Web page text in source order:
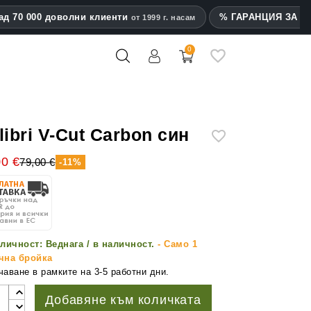
70 000 доволни клиенти от 1999 г. насам % ГАРАНЦИЯ ЗА
0
V-Cut Carbon син
€79,00 € -11%
Веднага / в наличност. - Само 1
бройка
в рамките на 3-5 работни дни.
Добавяне към количката